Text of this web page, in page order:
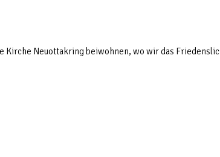
Kirche Neuottakring beiwohnen, wo wir das